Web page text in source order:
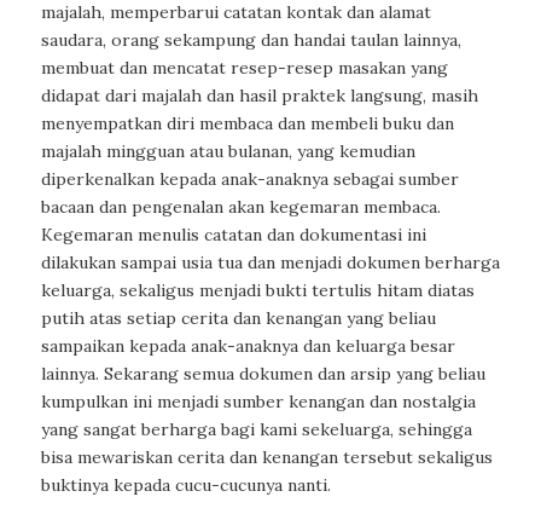
majalah, memperbarui catatan kontak dan alamat
saudara, orang sekampung dan handai taulan lainnya,
membuat dan mencatat resep-resep masakan yang
didapat dari majalah dan hasil praktek langsung, masih
menyempatkan diri membaca dan membeli buku dan
majalah mingguan atau bulanan, yang kemudian
diperkenalkan kepada anak-anaknya sebagai sumber
bacaan dan pengenalan akan kegemaran membaca.
Kegemaran menulis catatan dan dokumentasi ini
dilakukan sampai usia tua dan menjadi dokumen berharga
keluarga, sekaligus menjadi bukti tertulis hitam diatas
putih atas setiap cerita dan kenangan yang beliau
sampaikan kepada anak-anaknya dan keluarga besar
lainnya. Sekarang semua dokumen dan arsip yang beliau
kumpulkan ini menjadi sumber kenangan dan nostalgia
yang sangat berharga bagi kami sekeluarga, sehingga
bisa mewariskan cerita dan kenangan tersebut sekaligus
buktinya kepada cucu-cucunya nanti.